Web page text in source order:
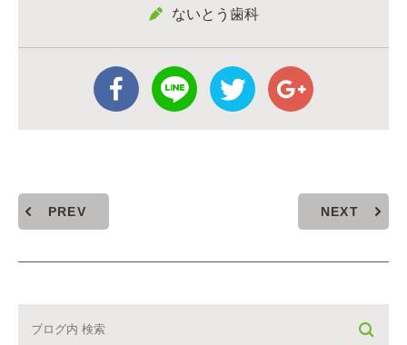
ないとう歯科
PREV NEXT